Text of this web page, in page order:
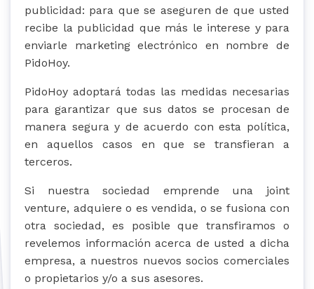
publicidad: para que se aseguren de que usted
recibe la publicidad que más le interese y para
enviarle marketing electrónico en nombre de
PidoHoy.
PidoHoy adoptará todas las medidas necesarias
para garantizar que sus datos se procesan de
manera segura y de acuerdo con esta política,
en aquellos casos en que se transfieran a
terceros.
Si nuestra sociedad emprende una joint
venture, adquiere o es vendida, o se fusiona con
otra sociedad, es posible que transfiramos o
revelemos información acerca de usted a dicha
empresa, a nuestros nuevos socios comerciales
o propietarios y/o a sus asesores.